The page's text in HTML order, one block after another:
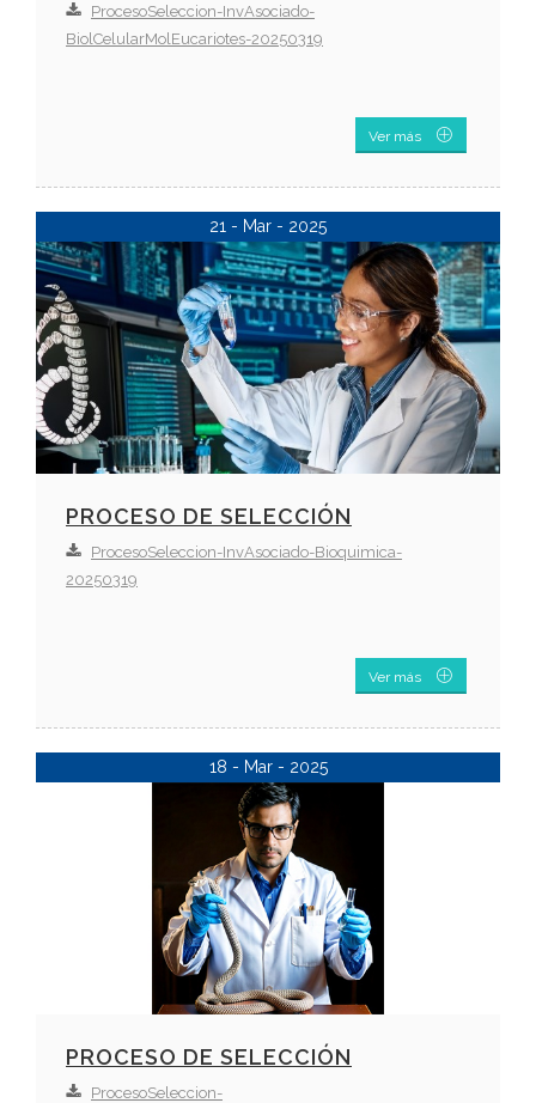
ProcesoSeleccion-InvAsociado-
BiolCelularMolEucariotes-20250319
Ver más
21 - Mar - 2025
PROCESO DE SELECCIÓN
ProcesoSeleccion-InvAsociado-Bioquimica-
20250319
Ver más
18 - Mar - 2025
PROCESO DE SELECCIÓN
ProcesoSeleccion-